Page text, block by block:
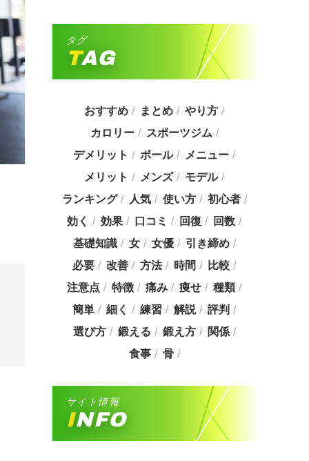
タグ
TAG
おすすめ まとめ
やり方
カロリー
スポーツジム
デメリット
ボール
メニュー
メリット
メンズ
モデル
ランキング
人気 使い方
初心者
効く
効果 口コミ 回復
回数
基礎知識
女 女優
引き締め
必要
改善 方法 時間
比較
注意点
特徴 痛み 痩せ
種類
簡単
細く 練習 解説
評判
選び方
鍛える 鍛え方
関係
食事
骨
サイト情報
INFO